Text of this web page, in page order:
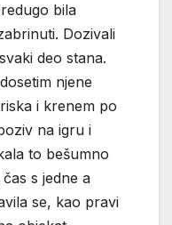
bila
Dozivali
deo stana.
njene
i krenem po
na igru i
to bešumno
s jedne a
se, kao pravi